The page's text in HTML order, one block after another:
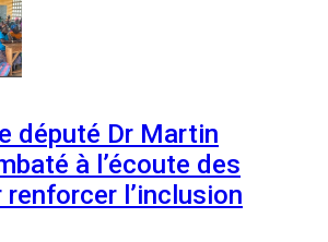
député Dr Martin
à l’écoute des
l’inclusion